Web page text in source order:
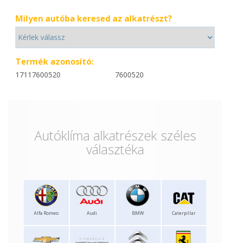
Milyen autóba keresed az alkatrészt?
Termék azonosító:
17117600520 7600520
Autóklíma alkatrészek széles
választéka
Alfa Romeo Audi BMW Caterpillar